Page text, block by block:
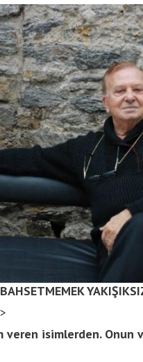
isimlerden. Onun